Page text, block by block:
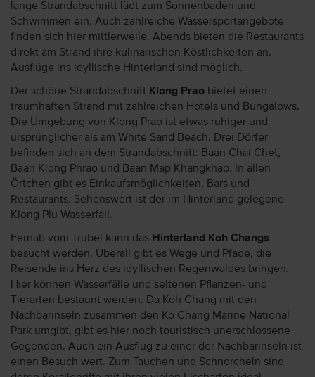
lange Strandabschnitt lädt zum Sonnenbaden und
Schwimmen ein. Auch zahlreiche Wassersportangebote
finden sich hier mittlerweile. Abends bieten die Restaurants
direkt am Strand ihre kulinarischen Köstlichkeiten an.
Ausflüge ins idyllische Hinterland sind möglich.
Der schöne Strandabschnitt Klong Prao bietet einen
traumhaften Strand mit zahlreichen Hotels und Bungalows.
Die Umgebung von Klong Prao ist etwas ruhiger und
ursprünglicher als am White Sand Beach. Drei Dörfer
befinden sich an dem Strandabschnitt: Baan Chai Chet,
Baan Klong Phrao und Baan Map Khangkhao. In allen
Örtchen gibt es Einkaufsmöglichkeiten, Bars und
Restaurants. Sehenswert ist der im Hinterland gelegene
Klong Plu Wasserfall.
Fernab vom Trubel kann das Hinterland Koh Changs
besucht werden. Überall gibt es Wege und Pfade, die
Reisende ins Herz des idyllischen Regenwaldes bringen.
Hier können Wasserfälle und seltenen Pflanzen- und
Tierarten bestaunt werden. Da Koh Chang mit den
Nachbarinseln zusammen den Ko Chang Marine National
Park umgibt, gibt es hier noch touristisch unerschlossene
Gegenden. Auch ein Ausflug zu einer der Nachbarinseln ist
einen Besuch wert. Zum Tauchen und Schnorcheln sind